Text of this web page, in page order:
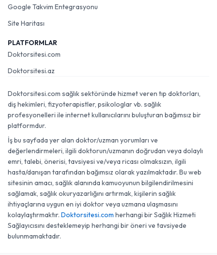
Google Takvim Entegrasyonu
Site Haritası
PLATFORMLAR
Doktorsitesi.com
Doktorsitesi.az
Doktorsitesi.com sağlık sektöründe hizmet veren tıp doktorları,
diş hekimleri, fizyoterapistler, psikologlar vb. sağlık
profesyonelleri ile internet kullanıcılarını buluşturan bağımsız bir
platformdur.
İş bu sayfada yer alan doktor/uzman yorumları ve
değerlendirmeleri, ilgili doktorun/uzmanın doğrudan veya dolaylı
emri, talebi, önerisi, tavsiyesi ve/veya ricası olmaksızın, ilgili
hasta/danışan tarafından bağımsız olarak yazılmaktadır. Bu web
sitesinin amacı, sağlık alanında kamuoyunun bilgilendirilmesini
sağlamak, sağlık okuryazarlığını artırmak, kişilerin sağlık
ihtiyaçlarına uygun en iyi doktor veya uzmana ulaşmasını
kolaylaştırmaktır. Doktorsitesi.com herhangi bir Sağlık Hizmeti
Sağlayıcısını desteklemeyip herhangi bir öneri ve tavsiyede
bulunmamaktadır.